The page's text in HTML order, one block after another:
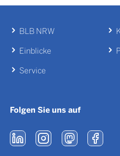
BLB NRW
Einblicke
Service
Folgen Sie uns auf